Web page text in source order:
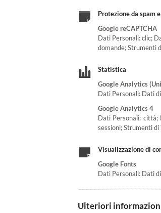
Protezione da spam
Google reCAPTCHA
Dati Personali: clic;
domande; Strumenti
Statistica
Google Analytics
Dati Personali: Dati
Google Analytics 4
Dati Personali: città;
sessioni; Strumenti
Visualizzazione di
Google Fonts
Dati Personali: Dati
Ulteriori